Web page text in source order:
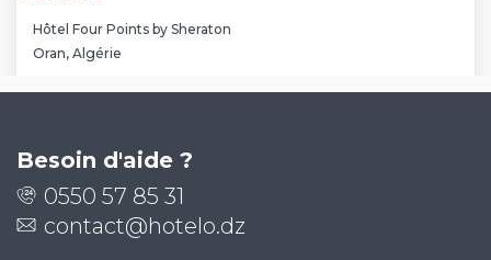
Hôtel Four Points by Sheraton
Oran, Algérie
Hôtel Ibis
Oran, Algérie
Besoin d'aide ?
0550 57 85 31
contact@hotelo.dz